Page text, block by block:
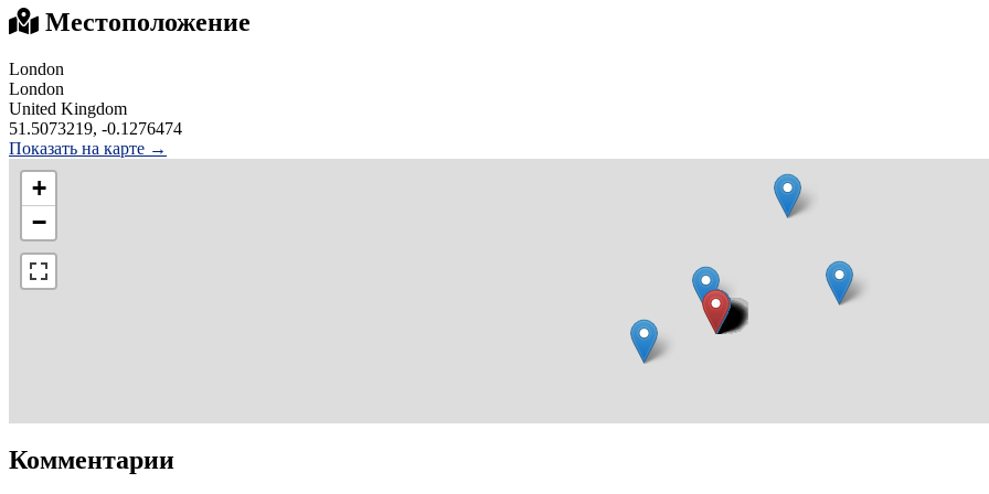
Местоположение
London
London
United Kingdom
51.5073219, -0.1276474
Показать на карте →
+
−
Комментарии